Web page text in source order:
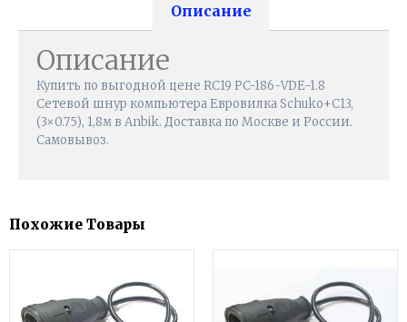
Описание
Описание
Купить по выгодной цене RС19 PC-186-VDE-1.8
Сетевой шнур компьютера Евровилка Schuko+C13,
(3×0.75), 1,8м в Anbik. Доставка по Москве и России.
Самовывоз.
Похожие Товары